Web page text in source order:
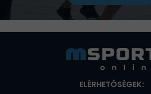
ELÉRHETŐSÉGEK: